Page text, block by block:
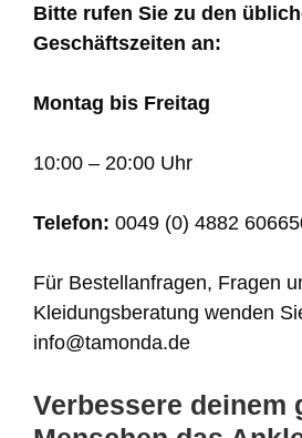
Bitte rufen Sie zu den
Geschäftszeiten an:
Montag bis Freitag
10:00 – 20:00 Uhr
Telefon: 0049 (0) 4882
Für Bestellanfragen, Fragen
Kleidungsberatung wenden
info@tamonda.de
Verbessere deinem